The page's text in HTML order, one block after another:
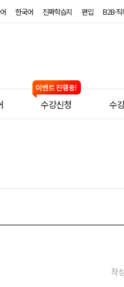
한국어 진짜학습지 편입 B2B·
수강신청 수
작